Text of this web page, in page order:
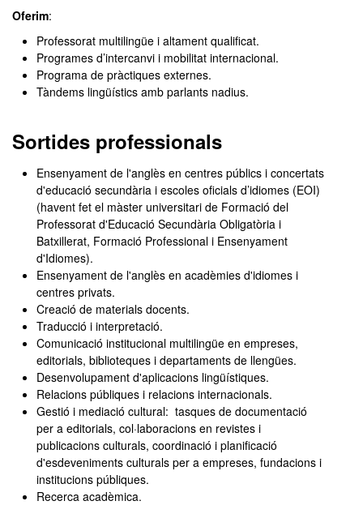
Oferim:
Professorat multilingüe i altament qualificat.
Programes d’intercanvi i mobilitat internacional.
Programa de pràctiques externes.
Tàndems lingüístics amb parlants nadius.
Sortides professionals
Ensenyament de l'anglès en centres públics i concertats
d'educació secundària i escoles oficials d’idiomes (EOI)
(havent fet el màster universitari de Formació del
Professorat d'Educació Secundària Obligatòria i
Batxillerat, Formació Professional i Ensenyament
d'Idiomes).
Ensenyament de l'anglès en acadèmies d'idiomes i
centres privats.
Creació de materials docents.
Traducció i interpretació.
Comunicació institucional multilingüe en empreses,
editorials, biblioteques i departaments de llengües.
Desenvolupament d'aplicacions lingüístiques.
Relacions públiques i relacions internacionals.
Gestió i mediació cultural: tasques de documentació
per a editorials, col·laboracions en revistes i
publicacions culturals, coordinació i planificació
d'esdeveniments culturals per a empreses, fundacions i
institucions públiques.
Recerca acadèmica.